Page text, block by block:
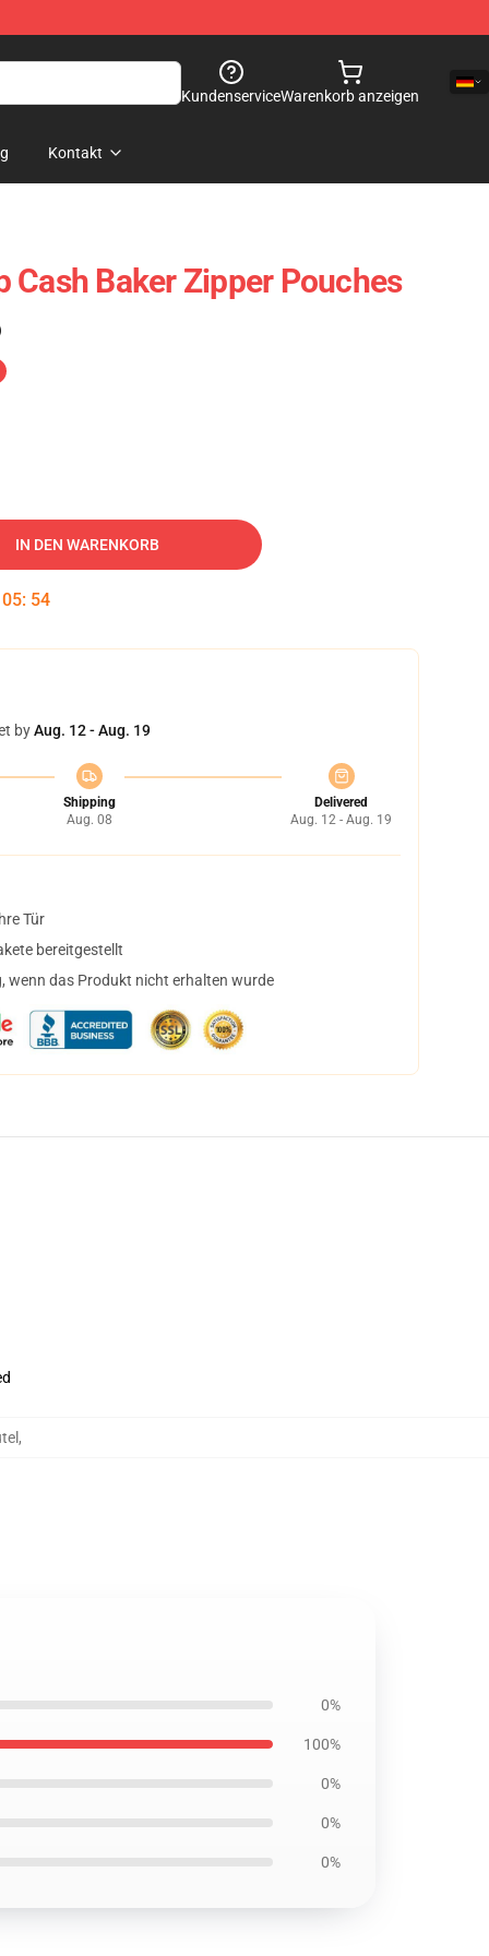
KundenserviceWarenkorb anzeigen
Kontakt
Cash Baker Zipper Pouches
IN DEN WARENKORB
05: 53
byAug. 12 - Aug. 19
Shipping
Aug. 08
Delivered
Aug. 12 - Aug. 19
Tür
bereitgestellt
wenn das Produkt nicht erhalten wurde
,
0%
100%
0%
0%
0%